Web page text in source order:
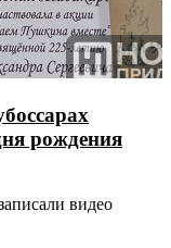
рождения
видео